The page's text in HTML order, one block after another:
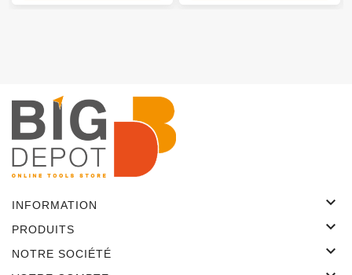
INFORMATION 
PRODUITS 
NOTRE SOCIÉTÉ 